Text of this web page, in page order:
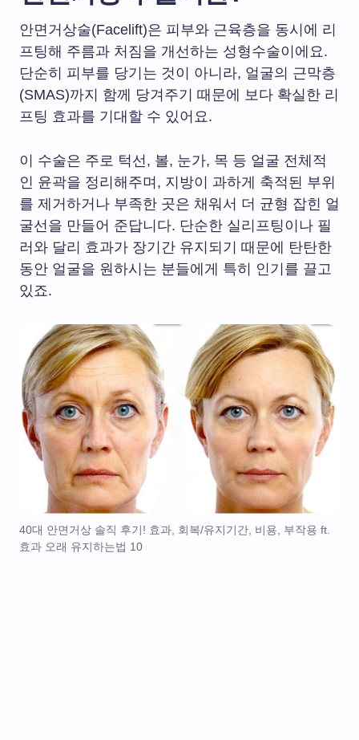
안면거상술(Facelift)은 피부와 근육층을 동시에 리
프팅해 주름과 처짐을 개선하는 성형수술이에요.
단순히 피부를 당기는 것이 아니라, 얼굴의 근막층
(SMAS)까지 함께 당겨주기 때문에 보다 확실한 리
프팅 효과를 기대할 수 있어요.
이 수술은 주로 턱선, 볼, 눈가, 목 등 얼굴 전체적
인 윤곽을 정리해주며, 지방이 과하게 축적된 부위
를 제거하거나 부족한 곳은 채워서 더 균형 잡힌 얼
굴선을 만들어 준답니다. 단순한 실리프팅이나 필
러와 달리 효과가 장기간 유지되기 때문에 탄탄한
동안 얼굴을 원하시는 분들에게 특히 인기를 끌고
있죠.
40대 안면거상 솔직 후기! 효과, 회복/유지기간, 비용, 부작용 ft.
효과 오래 유지하는법 10